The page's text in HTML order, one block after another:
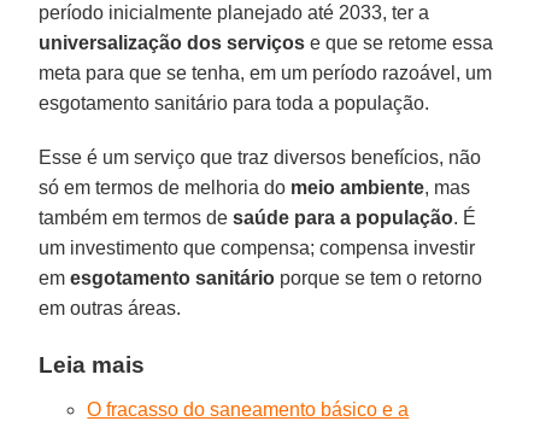
período inicialmente planejado até 2033, ter a
universalização dos serviços e que se retome essa
meta para que se tenha, em um período razoável, um
esgotamento sanitário para toda a população.
Esse é um serviço que traz diversos benefícios, não
só em termos de melhoria do meio ambiente, mas
também em termos desaúde para a população. É
um investimento que compensa; compensa investir
emesgotamento sanitário porque se tem o retorno
em outras áreas.
Leia mais
O fracasso do saneamento básico e a